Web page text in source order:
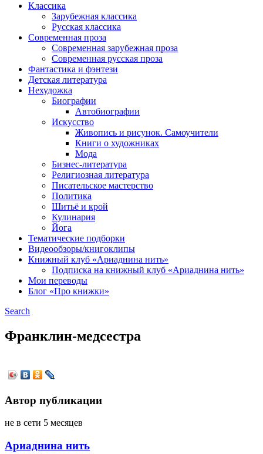
Классика
Зарубежная классика
Русская классика
Современная проза
Современная зарубежная проза
Современная русская проза
Фантастика и фэнтези
Детская литература
Нехудожка
Биографии
Автобиографии
Искусство
Живопись и рисунок. Самоучители
Книги о художниках
Мода
Бизнес-литература
Религиозная литература
Писательское мастерство
Политика
Шитьё и крой
Кулинария
Йога
Тематические подборки
Видеообзоры/книгоклипы
Книжный клуб «Ариаднина нить»
Подписка на книжный клуб «Ариаднина нить»
Мои переводы
Блог «Про книжки»
Search
Франклин-медсестра
Автор публикации
не в сети 5 месяцев
Ариаднина нить